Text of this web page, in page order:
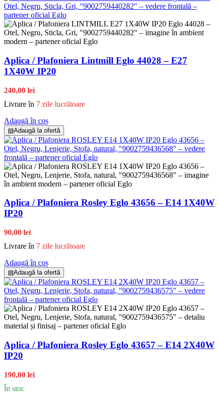
Aplica / Plafoniera Lintmill Eglo 44028 – E27
1X40W IP20
240,00 lei
Livrare în 7 zile lucrătoare
Adaugă în coș
▤Adaugă la ofertă
Aplica / Plafoniera Rosley Eglo 43656 – E14 1X40W
IP20
90,00 lei
Livrare în 7 zile lucrătoare
Adaugă în coș
▤Adaugă la ofertă
Aplica / Plafoniera Rosley Eglo 43657 – E14 2X40W
IP20
190,00 lei
În stoc